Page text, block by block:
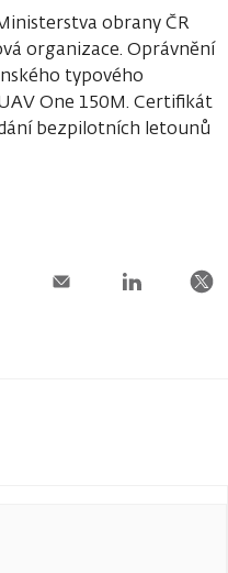
obrany ČR
organizace. Oprávnění
typového
One 150M. Certifikát
bezpilotních letounů